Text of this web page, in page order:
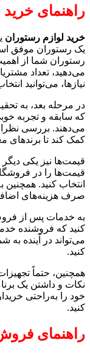
راهنمای
خرید لوازم رستوران
یک رستوران موفق
رستوران شما از
می‌دهید، تعداد
نیازها، می‌توانید
در مرحله بعد، به
که سابقه و تجربه
می‌دهند. بررسی
کمک کند تا برندهای
قیمت‌ها نیز یکی
قیمت‌ها را در
انتخاب کنید. همچنین
صرف هزینه‌های
به خدمات پس از
کنید که فروشنده
می‌تواند در آینده به
کنید.
همچنین، حتماً
نکات و داشتن یک
خود را به‌راحتی
کنید.
راهنمای